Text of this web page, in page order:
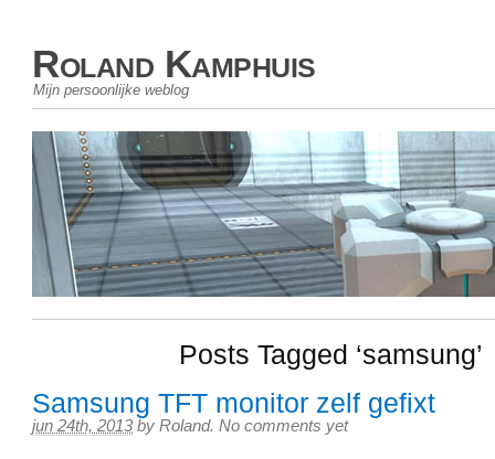
Roland Kamphuis
Mijn persoonlijke weblog
Posts Tagged ‘samsung’
Samsung TFT monitor zelf gefixt
jun 24th, 2013 by Roland. No comments yet